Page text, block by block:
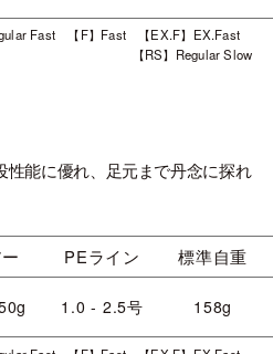
Fast 【F】Fast 【EX.F】EX.Fast
【RS】Regular Slow
性能に優れ、足元まで丹念に探れ
PEライン 標準自重
1.0 - 2.5号 158g